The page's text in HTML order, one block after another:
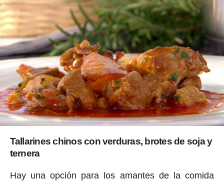
Tallarines chinos con verduras, brotes de soja y
ternera
Hay una opción para los amantes de la comida